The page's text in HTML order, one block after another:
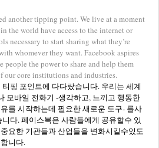
another tipping point. We live at a moment
the world have access to the internet or
necessary to start sharing what they’re
whomever they want. Facebook aspires
the power to share and help them
our core institutions and industries.
핑 포인트에 다다랐습니다. 우리는 세계
모바일 전화기 -생각하고, 느끼고 행동한
를 시작하는데 필요한 새로운 도구- 를사
다. 페이스북은 사람들에게 공유할수 있
요한 기관들과 산업들을 변화시킬수있도
니다.